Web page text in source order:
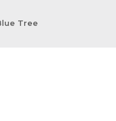
Tree